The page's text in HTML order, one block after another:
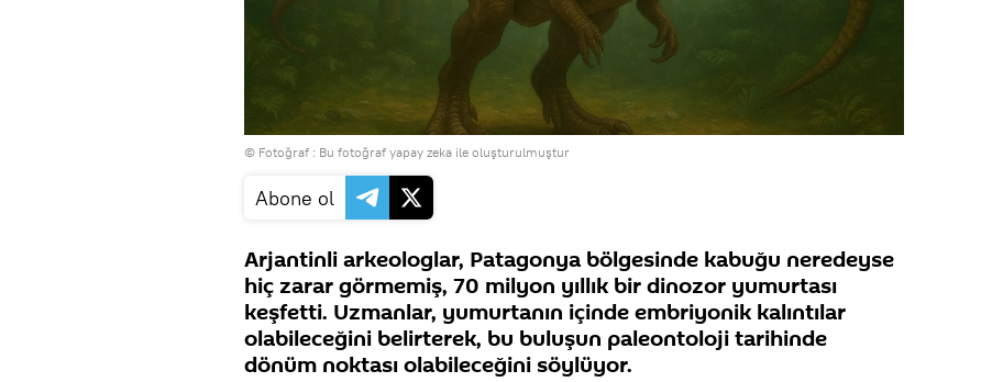
© Fotoğraf : Bu fotoğraf yapay zeka ile oluşturulmuştur
Abone ol
Arjantinli arkeologlar, Patagonya bölgesinde kabuğu neredeyse
hiç zarar görmemiş, 70 milyon yıllık bir dinozor yumurtası
keşfetti. Uzmanlar, yumurtanın içinde embriyonik kalıntılar
olabileceğini belirterek, bu buluşun paleontoloji tarihinde
dönüm noktası olabileceğini söylüyor.